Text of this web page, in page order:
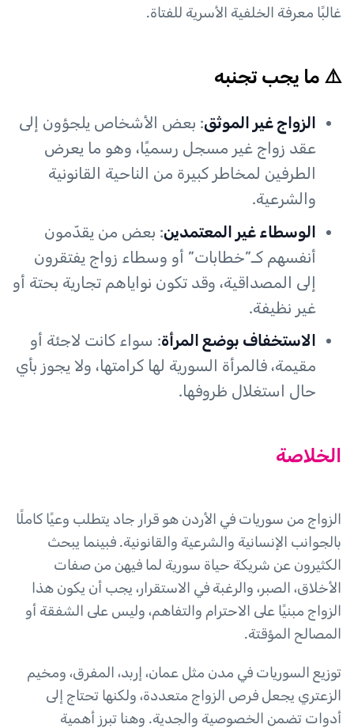
غالبًا معرفة الخلفية الأسرية للفتاة.
⚠️ ما يجب تجنبه
الزواج غير الموثق: بعض الأشخاص يلجؤون إلى
عقد زواج غير مسجل رسميًا، وهو ما يعرض
الطرفين لمخاطر كبيرة من الناحية القانونية
والشرعية.
الوسطاء غير المعتمدين: بعض من يقدّمون
أنفسهم كـ”خطابات” أو وسطاء زواج يفتقرون
إلى المصداقية، وقد تكون نواياهم تجارية بحتة أو
غير نظيفة.
الاستخفاف بوضع المرأة: سواء كانت لاجئة أو
مقيمة، فالمرأة السورية لها كرامتها، ولا يجوز بأي
حال استغلال ظروفها.
الخلاصة
الزواج من سوريات في الأردن هو قرار جاد يتطلب وعيًا كاملًا
بالجوانب الإنسانية والشرعية والقانونية. فبينما يبحث
الكثيرون عن شريكة حياة سورية لما فيهن من صفات
الأخلاق، الصبر، والرغبة في الاستقرار، يجب أن يكون هذا
الزواج مبنيًا على الاحترام والتفاهم، وليس على الشفقة أو
المصالح المؤقتة.
توزيع السوريات في مدن مثل عمان، إربد، المفرق، ومخيم
الزعتري يجعل فرص الزواج متعددة، ولكنها تحتاج إلى
أدوات تضمن الخصوصية والجدية. وهنا تبرز أهمية